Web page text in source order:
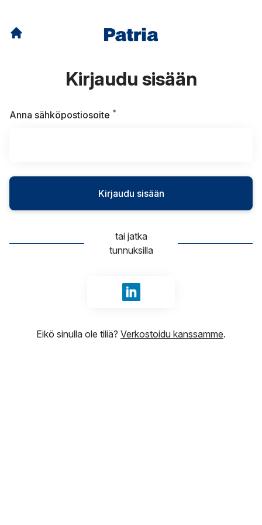
Kirjaudu sisään
Anna sähköpostiosoite *
Kirjaudu sisään
tai jatka
tunnuksilla
Kirjaudu sisään tunnuksilla
Eikö sinulla ole tiliä? Verkostoidu kanssamme.